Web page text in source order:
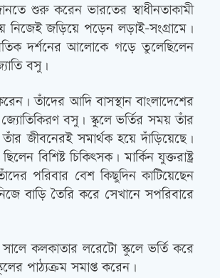
শুরু করেন ভারতের স্বাধীনতাকামী
নিজেই জড়িয়ে পড়েন লড়াই-সংগ্রামে।
দর্শনের আলোকে গড়ে তুলেছিলেন
বসু।
তাঁদের আদি বাসস্থান বাংলাদেশের
বসু। স্কুলে ভর্তির সময় তাঁর
জীবনেরই সমার্থক হয়ে দাঁড়িয়েছে।
বিশিষ্ট চিকিৎসক। মার্কিন যুক্তরাষ্ট্র
পরিবার বেশ কিছুদিন কাটিয়েছেন
বাড়ি তৈরি করে সেখানে সপরিবারে
কলকাতার লরেটো স্কুলে ভর্তি করে
পাঠ্যক্রম সমাপ্ত করেন।